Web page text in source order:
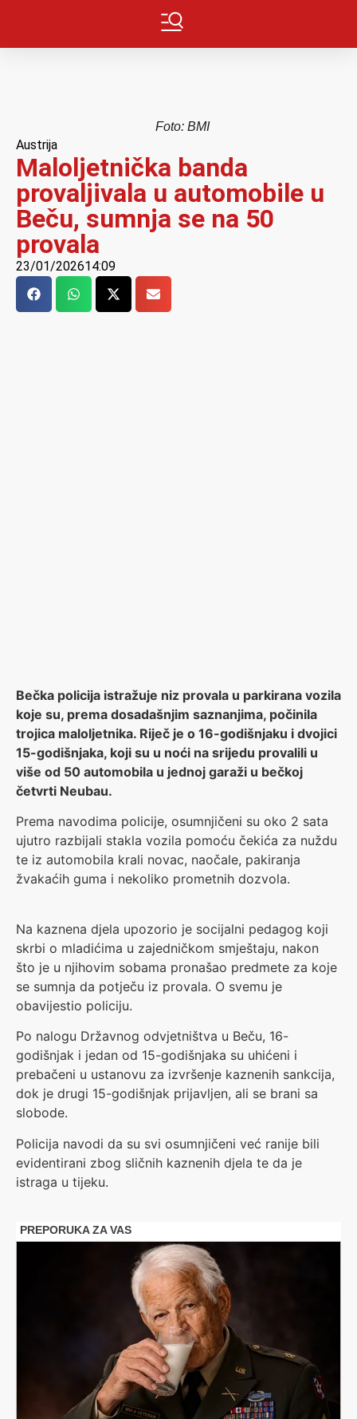
Foto: BMI
Austrija
Maloljetnička banda
provaljivala u automobile u
Beču, sumnja se na 50
provala
23/01/202614:09
Bečka policija istražuje niz provala u parkirana vozila
koje su, prema dosadašnjim saznanjima, počinila
trojica maloljetnika. Riječ je o 16-godišnjaku i dvojici
15-godišnjaka, koji su u noći na srijedu provalili u
više od 50 automobila u jednoj garaži u bečkoj
četvrti Neubau.
Prema navodima policije, osumnjičeni su oko 2 sata
ujutro razbijali stakla vozila pomoću čekića za nuždu
te iz automobila krali novac, naočale, pakiranja
žvakaćih guma i nekoliko prometnih dozvola.
Na kaznena djela upozorio je socijalni pedagog koji
skrbi o mladićima u zajedničkom smještaju, nakon
što je u njihovim sobama pronašao predmete za koje
se sumnja da potječu iz provala. O svemu je
obavijestio policiju.
Po nalogu Državnog odvjetništva u Beču, 16-
godišnjak i jedan od 15-godišnjaka su uhićeni i
prebačeni u ustanovu za izvršenje kaznenih sankcija,
dok je drugi 15-godišnjak prijavljen, ali se brani sa
slobode.
Policija navodi da su svi osumnjičeni već ranije bili
evidentirani zbog sličnih kaznenih djela te da je
istraga u tijeku.